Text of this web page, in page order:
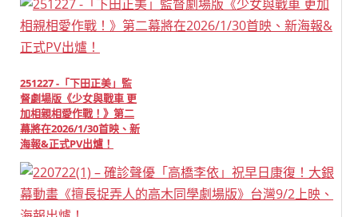
251227 -「下田正美」監
督劇場版《少女與戰車 更
加相親相愛作戰！》第二
幕將在2026/1/30首映、新
海報&正式PV出爐！